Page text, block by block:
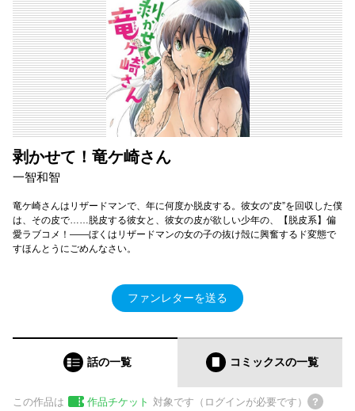
剥かせて！竜ケ崎さん
一智和智
竜ケ崎さんはリザードマンで、年に何度か脱皮する。彼女の“皮”を回収した僕
は、その皮で……脱皮する彼女と、彼女の皮が欲しい少年の、【脱皮系】偏
愛ラブコメ！――ぼくはリザードマンの女の子の抜け殻に興奮するド変態で
すほんとうにごめんなさい。
ファンレターを送る
話の一覧 コミックスの一覧
この作品は 作品チケット 対象です（ログインが必要です）